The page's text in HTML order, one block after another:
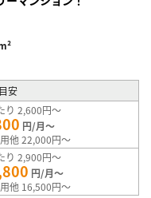
安
り 2,600円～
円/月～
他 22,000円～
り 2,900円～
円/月～
他 16,500円～